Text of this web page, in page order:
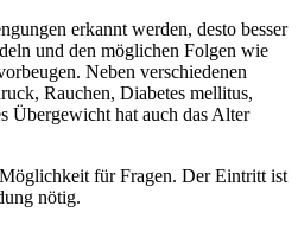
erkannt werden, desto besser
und den möglichen Folgen wie
Neben verschiedenen
Rauchen, Diabetes mellitus,
Übergewicht hat auch das Alter
für Fragen. Der Eintritt ist
nötig.